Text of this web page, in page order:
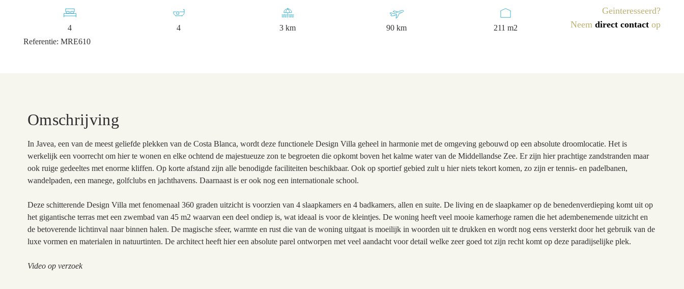
4 4 3 km 90 km 211 m2
Geinteresseerd?
Neem direct contact op
Referentie: MRE610
Omschrijving
In Javea, een van de meest geliefde plekken van de Costa Blanca, wordt deze functionele Design Villa geheel in harmonie met de omgeving gebouwd op een absolute droomlocatie. Het is
werkelijk een voorrecht om hier te wonen en elke ochtend de majestueuze zon te begroeten die opkomt boven het kalme water van de Middellandse Zee. Er zijn hier prachtige zandstranden maar
ook ruige gedeeltes met enorme kliffen. Op korte afstand zijn alle benodigde faciliteiten beschikbaar. Ook op sportief gebied zult u hier niets tekort komen, zo zijn er tennis- en padelbanen,
wandelpaden, een manege, golfclubs en jachthavens. Daarnaast is er ook nog een internationale school.
Deze schitterende Design Villa met fenomenaal 360 graden uitzicht is voorzien van 4 slaapkamers en 4 badkamers, allen en suite. De living en de slaapkamer op de benedenverdieping komt uit op
het gigantische terras met een zwembad van 45 m2 waarvan een deel ondiep is, wat ideaal is voor de kleintjes. De woning heeft veel mooie kamerhoge ramen die het adembenemende uitzicht en
de betoverende lichtinval naar binnen halen. De magische sfeer, warmte en rust die van de woning uitgaat is moeilijk in woorden uit te drukken en wordt nog eens versterkt door het gebruik van de
luxe vormen en materialen in natuurtinten. De architect heeft hier een absolute parel ontworpen met veel aandacht voor detail welke zeer goed tot zijn recht komt op deze paradijselijke plek.
Video op verzoek